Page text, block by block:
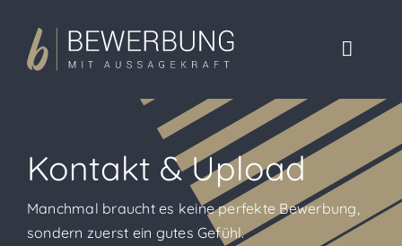
Inhalt
springen
Toggle
Was wir
Über uns
Kontakt & Upload
Manchmal braucht es keine perfekte Bewerbung,
sondern zuerst ein gutes Gefühl.